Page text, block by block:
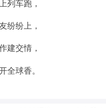
列车跑，
纷纷上，
建交情，
全球香。